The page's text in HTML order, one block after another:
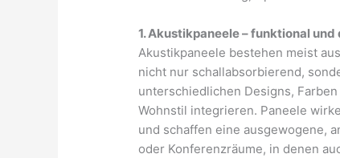
1. Akustikpaneele – funktional
Akustikpaneele bestehen meist
nicht nur schallabsorbierend,
unterschiedlichen Designs,
Wohnstil integrieren. Paneele
und schaffen eine ausgewogene,
oder Konferenzräume, in denen